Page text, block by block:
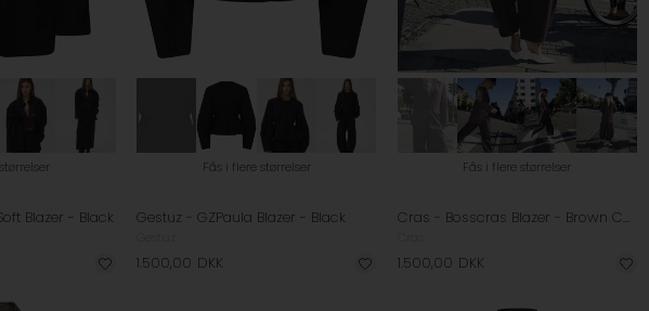
Blazer - Black
Fås i flere størrelser
Gestuz - GZPaula Blazer - Black
1.500,00 DKK
Fås i flere størrelser
Cras - Bosscras Blazer - Brown Checks
1.500,00 DKK